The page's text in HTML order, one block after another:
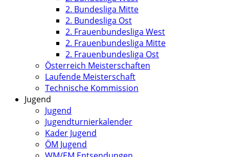
2. Bundesliga Mitte
2. Bundesliga Ost
2. Frauenbundesliga West
2. Frauenbundesliga Mitte
2. Frauenbundesliga Ost
Österreich Meisterschaften
Laufende Meisterschaft
Technische Kommission
Jugend
Jugend
Jugendturnierkalender
Kader Jugend
ÖM Jugend